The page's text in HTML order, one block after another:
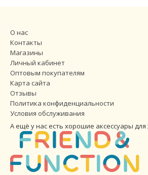
О нас
Контакты
Магазины
Личный кабинет
Оптовым покупателям
Карта сайта
Отзывы
Политика конфиденциальности
Условия обслуживания
А ещё у нас есть хорошие аксессуары